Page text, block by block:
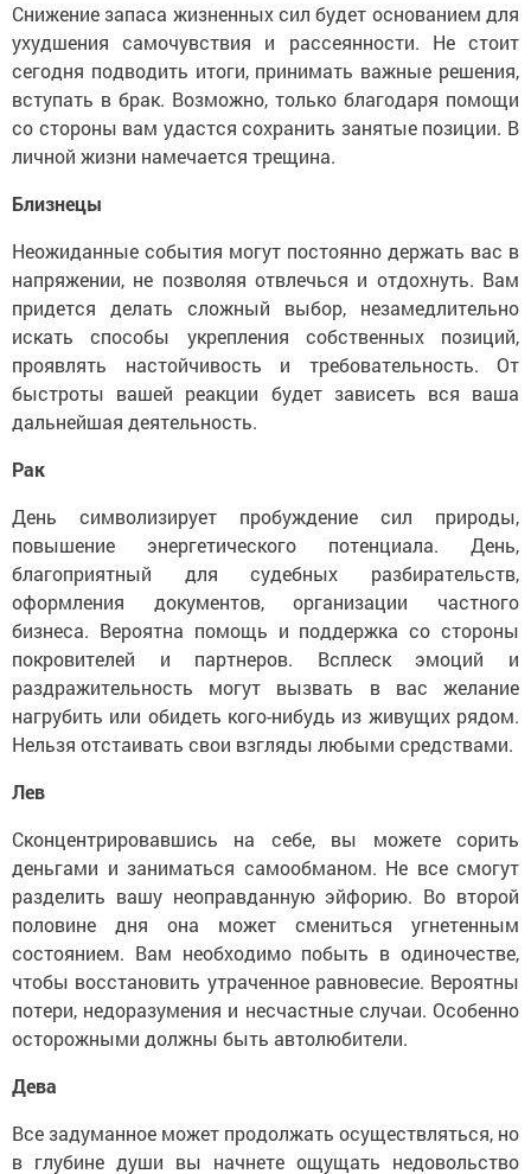
Снижение запаса жизненных сил будет основанием для
ухудшения самочувствия и рассеянности. Не стоит
сегодня подводить итоги, принимать важные решения,
вступать в брак. Возможно, только благодаря помощи
со стороны вам удастся сохранить занятые позиции. В
личной жизни намечается трещина.
Близнецы
Неожиданные события могут постоянно держать вас в
напряжении, не позволяя отвлечься и отдохнуть. Вам
придется делать сложный выбор, незамедлительно
искать способы укрепления собственных позиций,
проявлять настойчивость и требовательность. От
быстроты вашей реакции будет зависеть вся ваша
дальнейшая деятельность.
Рак
День символизирует пробуждение сил природы,
повышение энергетического потенциала. День,
благоприятный для судебных разбирательств,
оформления документов, организации частного
бизнеса. Вероятна помощь и поддержка со стороны
покровителей и партнеров. Всплеск эмоций и
раздражительность могут вызвать в вас желание
нагрубить или обидеть кого-нибудь из живущих рядом.
Нельзя отстаивать свои взгляды любыми средствами.
Лев
Сконцентрировавшись на себе, вы можете сорить
деньгами и заниматься самообманом. Не все смогут
разделить вашу неоправданную эйфорию. Во второй
половине дня она может смениться угнетенным
состоянием. Вам необходимо побыть в одиночестве,
чтобы восстановить утраченное равновесие. Вероятны
потери, недоразумения и несчастные случаи. Особенно
осторожными должны быть автолюбители.
Дева
Все задуманное может продолжать осуществляться, но
в глубине души вы начнете ощущать недовольство